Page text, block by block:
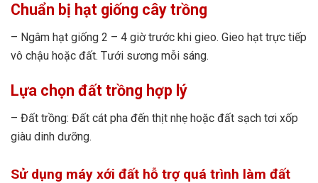
Chuẩn bị hạt giống cây trồng
– Ngâm hạt giống 2 – 4 giờ trước khi gieo. Gieo hạt trực tiếp
vô chậu hoặc đất. Tưới sương mỗi sáng.
Lựa chọn đất trồng hợp lý
– Đất trồng: Đất cát pha đến thịt nhẹ hoặc đất sạch tơi xốp
giàu dinh dưỡng.
Sử dụng máy xới đất hỗ trợ quá trình làm đất